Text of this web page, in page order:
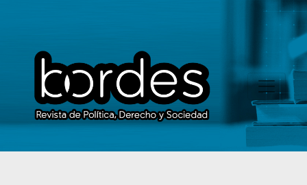
Apuntes generales sobre el levantamiento en Ecuador